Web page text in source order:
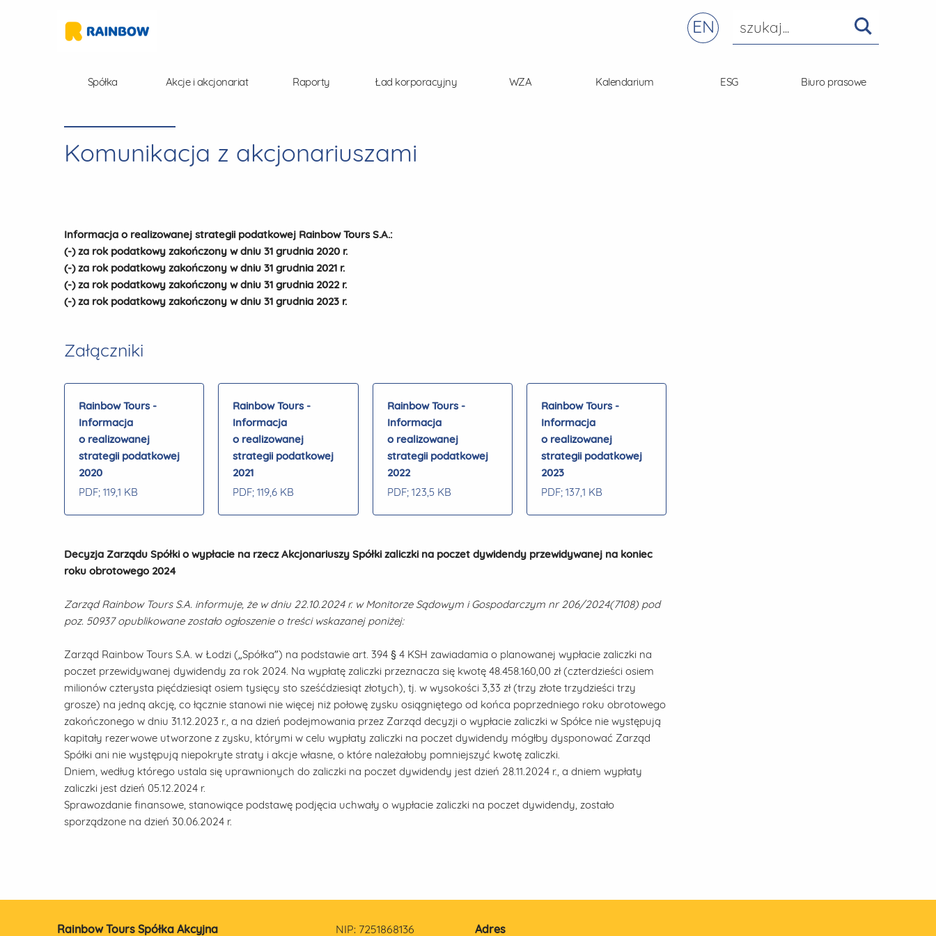
EN
Spółka Akcje i akcjonariat Raporty Ład korporacyjny WZA Kalendarium ESG Biuro prasowe
Komunikacja z akcjonariuszami
Informacja o realizowanej strategii podatkowej Rainbow Tours S.A.:
(-) za rok podatkowy zakończony w dniu 31 grudnia 2020 r.
(-) za rok podatkowy zakończony w dniu 31 grudnia 2021 r.
(-) za rok podatkowy zakończony w dniu 31 grudnia 2022 r.
(-) za rok podatkowy zakończony w dniu 31 grudnia 2023 r.
Załączniki
Rainbow Tours -
Informacja
o realizowanej
strategii podatkowej
2020
PDF; 119,1 KB
Rainbow Tours -
Informacja
o realizowanej
strategii podatkowej
2021
PDF; 119,6 KB
Rainbow Tours -
Informacja
o realizowanej
strategii podatkowej
2022
PDF; 123,5 KB
Rainbow Tours -
Informacja
o realizowanej
strategii podatkowej
2023
PDF; 137,1 KB
Decyzja Zarządu Spółki o wypłacie na rzecz Akcjonariuszy Spółki zaliczki na poczet dywidendy przewidywanej na koniec
roku obrotowego 2024
Zarząd Rainbow Tours S.A. informuje, że w dniu 22.10.2024 r. w Monitorze Sądowym i Gospodarczym nr 206/2024(7108) pod
poz. 50937 opublikowane zostało ogłoszenie o treści wskazanej poniżej:
Zarząd Rainbow Tours S.A. w Łodzi („Spółka”) na podstawie art. 394 § 4 KSH zawiadamia o planowanej wypłacie zaliczki na
poczet przewidywanej dywidendy za rok 2024. Na wypłatę zaliczki przeznacza się kwotę 48.458.160,00 zł (czterdzieści osiem
milionów czterysta pięćdziesiąt osiem tysięcy sto sześćdziesiąt złotych), tj. w wysokości 3,33 zł (trzy złote trzydzieści trzy
grosze) na jedną akcję, co łącznie stanowi nie więcej niż połowę zysku osiągniętego od końca poprzedniego roku obrotowego
zakończonego w dniu 31.12.2023 r., a na dzień podejmowania przez Zarząd decyzji o wypłacie zaliczki w Spółce nie występują
kapitały rezerwowe utworzone z zysku, którymi w celu wypłaty zaliczki na poczet dywidendy mógłby dysponować Zarząd
Spółki ani nie występują niepokryte straty i akcje własne, o które należałoby pomniejszyć kwotę zaliczki.
Dniem, według którego ustala się uprawnionych do zaliczki na poczet dywidendy jest dzień 28.11.2024 r., a dniem wypłaty
zaliczki jest dzień 05.12.2024 r.
Sprawozdanie finansowe, stanowiące podstawę podjęcia uchwały o wypłacie zaliczki na poczet dywidendy, zostało
sporządzone na dzień 30.06.2024 r.
Rainbow Tours Spółka Akcyjna NIP: 7251868136 Adres